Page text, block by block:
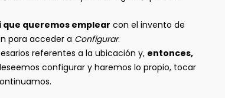
que queremos emplear con el invento de
para acceder a Configurar.
referentes a la ubicación y, entonces,
configurar y haremos lo propio, tocar